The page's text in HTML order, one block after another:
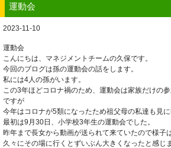
運動会
2023-11-10
運動会
こんにちは、マネジメントチームの久保です。
今回のブログは孫の運動会の話をします。
私には4人の孫がいます。
この3年ほどコロナ禍のため、運動会は家族だけの
ですが
今年はコロナが5類になったため祖父母の私達も見に
最初は9月30日、小学校3年生の運動会でした。
昨年まで長女から動画が送られて来ていたので様子
久々にその場に行くとずいぶん大きくなったと感じ